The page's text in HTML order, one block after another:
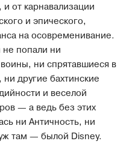
от карнавализации
и эпического,
на осовременивание.
попали ни
ни спрятавшиеся в
ни другие бахтинские
и веселой
— а ведь без этих
ни Античность, ни
там — былой Disney.